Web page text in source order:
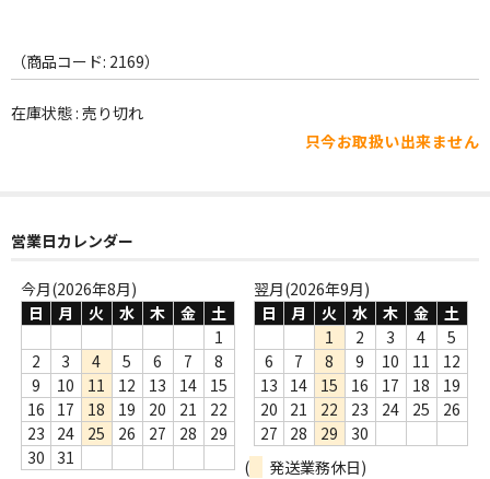
WORLD
その他
Webのみ no.2
Webのみ no.3
Webのみ no.4
売り切れ
（商品コード: 2169）
在庫状態 : 売り切れ
只今お取扱い出来ません
営業日カレンダー
今月(2026年8月)
日
月 火 水 木 金
土
1
2
3 4 5 6 7
8
9
10 11 12 13 14
15
16
17 18 19 20 21
22
23
24 25 26 27 28
29
30
31
翌月(2026年9月)
日
月 火 水 木 金
土
1
2 3 4
5
6
7 8 9 10 11
12
13
14 15 16 17 18
19
20
21 22 23 24 25
26
27
28 29
30
(
発送業務休日)